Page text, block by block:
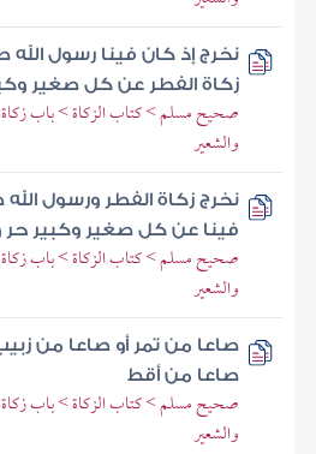
نخرج إذ كان فينا رسول
زكاة الفطر عن كل صغير
صحيح مسلم > كتاب الزكاة > باب زكاة
والشعير
نخرج زكاة الفطر ورسول
فينا عن كل صغير وكبير
صحيح مسلم > كتاب الزكاة > باب زكاة
والشعير
صاعا من تمر أو صاعا من
صاعا من أقط
صحيح مسلم > كتاب الزكاة > باب زكاة
والشعير